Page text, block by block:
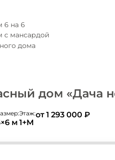
дом «Дача
м
Этаж:
1+М
от 1 293 000 ₽